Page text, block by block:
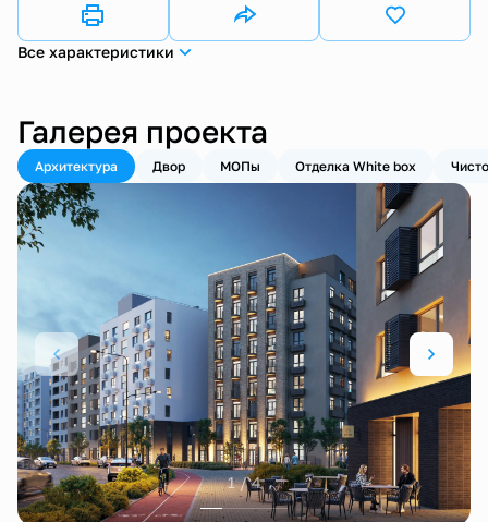
Все характеристики
Галерея проекта
Архитектура Двор МОПы Отделка White box
1 / 4